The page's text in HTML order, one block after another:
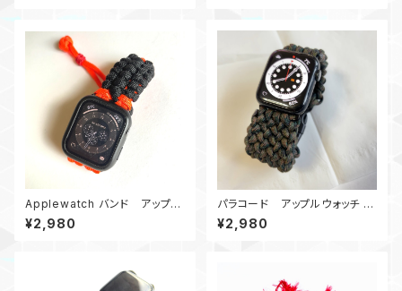
Applewatch バンド アップル
ウォッチ バンド44_TraitorMM_
赤黒
¥2,980
パラコード アップルウォッチ バ
ンド44 Conquistador_Bakl_
WC Apple Watch
¥2,980